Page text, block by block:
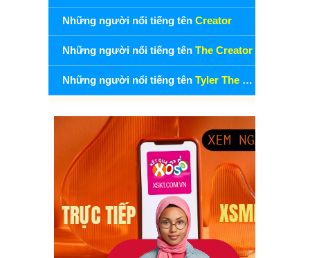
Những người nổi tiếng tên Creator
Những người nổi tiếng tên The Creator
Những người nổi tiếng tên Tyler The Creator